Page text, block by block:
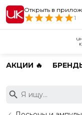
Открыть в
1
АКЦИИ 🔥